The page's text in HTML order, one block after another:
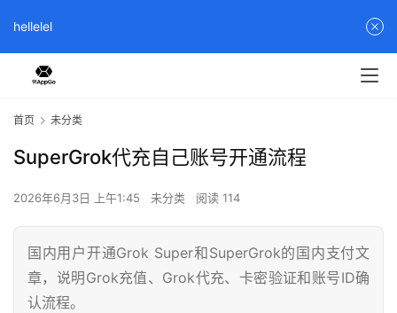
首页 未分类
SuperGrok代充自己账号开通流程
2026年6月3日 上午1:45 未分类 阅读 114
国内用户开通Grok Super和SuperGrok的国内支付文
章，说明Grok充值、Grok代充、卡密验证和账号ID确
认流程。
hellelel